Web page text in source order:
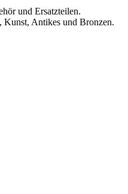
und Ersatzteilen.
Kunst, Antikes und Bronzen.